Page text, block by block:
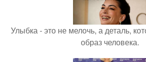
Улыбка - это не мелочь, а деталь,
образ человека.